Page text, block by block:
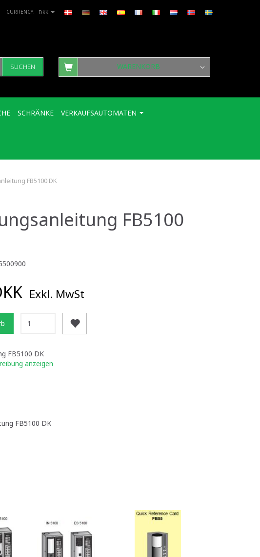
DKK
SUCHEN WARENKORB
SCHRÄNKE VERKAUFSAUTOMATEN
FB5100 DK
FB5100
Exkl. MwSt
FB5100 DK
anzeigen
FB5100 DK